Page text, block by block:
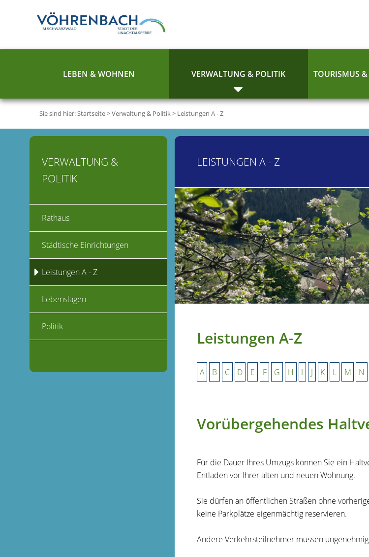
LEBEN & WOHNEN VERWALTUNG & POLITIK TOURISMUS
Sie sind hier:Startseite>Verwaltung & Politik> Leistungen A - Z
LEISTUNGEN A - Z
Leistungen A-Z
A B C D E F G H I J K L M N
Vorübergehendes
Für die Dauer Ihres Umzugs können Sie ein
Entladen vor Ihrer alten und neuen Wohnung.
Sie dürfen an öffentlichen Straßen ohne
keine Parkplätze eigenmächtig reservieren.
Andere Verkehrsteilnehmer müssen
VERWALTUNG &
POLITIK
Rathaus
Städtische Einrichtungen
Leistungen A - Z
Lebenslagen
Politik